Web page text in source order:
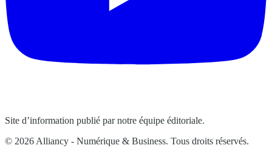
Site d’information publié par notre équipe éditoriale.
© 2026 Alliancy - Numérique & Business. Tous droits réservés.